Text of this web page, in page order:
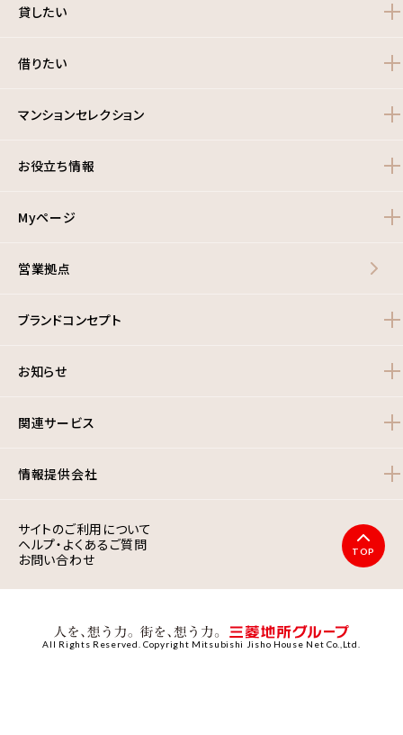
貸したい
借りたい
マンションセレクション
お役立ち情報
Myページ
営業拠点
ブランドコンセプト
お知らせ
関連サービス
情報提供会社
サイトのご利用について
ヘルプ・よくあるご質問
お問い合わせ
TOP
All Rights Reserved. Copyright Mitsubishi Jisho House Net Co.,Ltd.